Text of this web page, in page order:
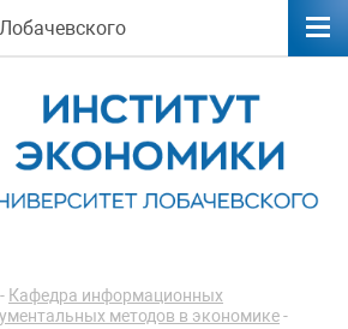
- Кафедра информационных
методов в экономике-